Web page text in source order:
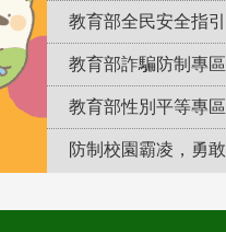
教育部全民安全指
教育部詐騙防制專區
教育部性別平等專區